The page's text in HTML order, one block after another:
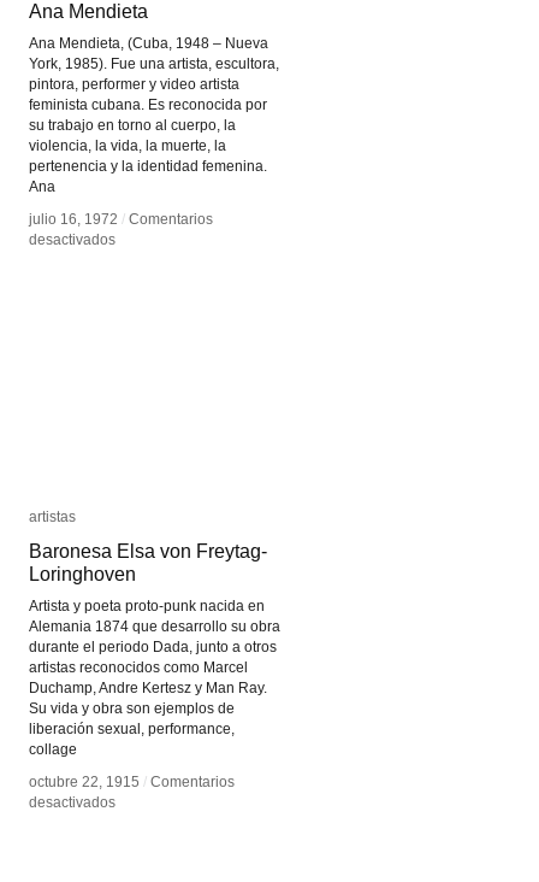
Ana Mendieta
Ana Mendieta, (Cuba, 1948 – Nueva
York, 1985). Fue una artista, escultora,
pintora, performer y video artista
feminista cubana. Es reconocida por
su trabajo en torno al cuerpo, la
violencia, la vida, la muerte, la
pertenencia y la identidad femenina.
Ana
julio 16, 1972 / Comentarios
desactivadosen
Ana Mendieta
julio 16, 1972 / Comentarios
desactivadosen
artistas
Baronesa Elsa von Freytag-
Loringhoven
Artista y poeta proto-punk nacida en
Alemania 1874 que desarrollo su obra
durante el periodo Dada, junto a otros
artistas reconocidos como Marcel
Duchamp, Andre Kertesz y Man Ray.
Su vida y obra son ejemplos de
liberación sexual, performance,
collage
octubre 22, 1915 / Comentarios
desactivadosen
artistas
Baronesa Elsa von Freytag-
Loringhoven
octubre 22, 1915 / Comentarios
desactivadosen